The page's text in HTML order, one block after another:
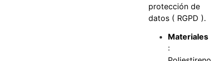
protección de
datos ( RGPD ).
Materiales
: